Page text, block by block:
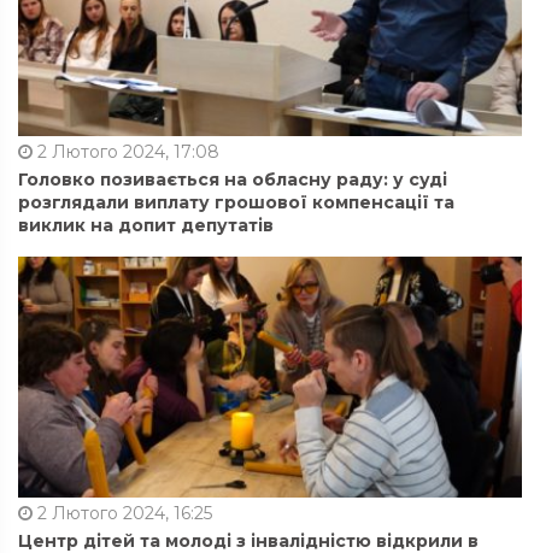
2 Лютого 2024, 17:08
Головко позивається на обласну раду: у суді
розглядали виплату грошової компенсації та
виклик на допит депутатів
2 Лютого 2024, 16:25
Центр дітей та молоді з інвалідністю відкрили в